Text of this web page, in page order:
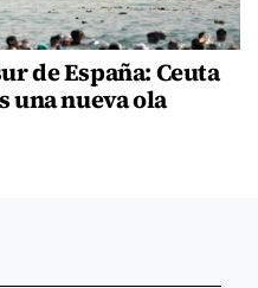
de España: Ceuta
una nueva ola